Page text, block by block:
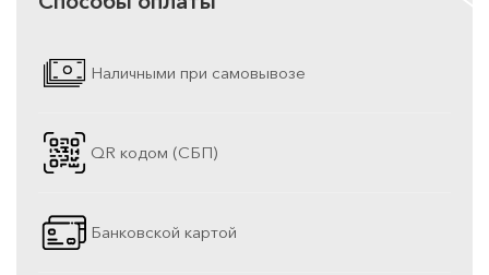
Наличными при самовывозе
QR кодом (СБП)
Банковской картой